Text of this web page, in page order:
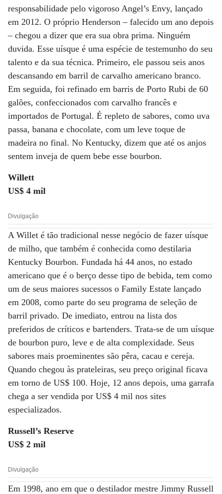
responsabilidade pelo vigoroso Angel’s Envy, lançado
em 2012. O próprio Henderson – falecido um ano depois
– chegou a dizer que era sua obra prima. Ninguém
duvida. Esse uísque é uma espécie de testemunho do seu
talento e da sua técnica. Primeiro, ele passou seis anos
descansando em barril de carvalho americano branco.
Em seguida, foi refinado em barris de Porto Rubi de 60
galões, confeccionados com carvalho francês e
importados de Portugal. É repleto de sabores, como uva
passa, banana e chocolate, com um leve toque de
madeira no final. No Kentucky, dizem que até os anjos
sentem inveja de quem bebe esse bourbon.
Willett
US$ 4 mil
Divulgação
A Willet é tão tradicional nesse negócio de fazer uísque
de milho, que também é conhecida como destilaria
Kentucky Bourbon. Fundada há 44 anos, no estado
americano que é o berço desse tipo de bebida, tem como
um de seus maiores sucessos o Family Estate lançado
em 2008, como parte do seu programa de seleção de
barril privado. De imediato, entrou na lista dos
preferidos de críticos e bartenders. Trata-se de um uísque
de bourbon puro, leve e de alta complexidade. Seus
sabores mais proeminentes são pêra, cacau e cereja.
Quando chegou às prateleiras, seu preço original ficava
em torno de US$ 100. Hoje, 12 anos depois, uma garrafa
chega a ser vendida por US$ 4 mil nos sites
especializados.
Russell’s Reserve
US$ 2 mil
Divulgação
Em 1998, ano em que o destilador mestre Jimmy Russell